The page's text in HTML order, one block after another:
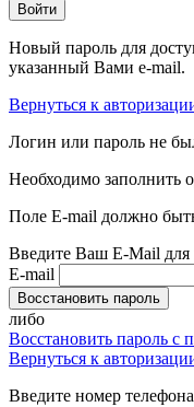
Войти
Новый пароль для
указанный Вами e-mail.
Вернуться к
Логин или пароль не
Необходимо заполнить
Поле E-mail должно
Введите Ваш E-Mail для
E-mail
Восстановить пароль
либо
Восстановить пароль с
Вернуться к
Введите номер